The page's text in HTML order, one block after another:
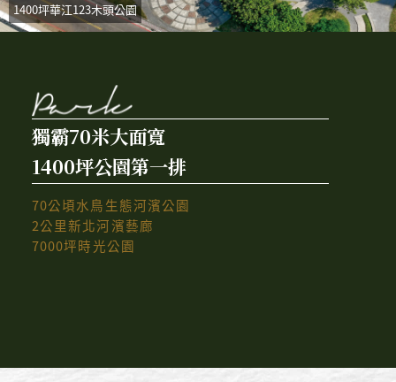
1400坪華江123木頭公園
獨霸70米大面寬
1400坪公園第一排
70公頃水鳥生態河濱公園
2公里新北河濱藝廊
7000坪時光公園